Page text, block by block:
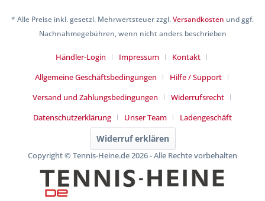
* Alle Preise inkl. gesetzl. Mehrwertsteuer zzgl.Versandkosten und ggf.
Nachnahmegebühren, wenn nicht anders beschrieben
Händler-Login Impressum
Kontakt
Allgemeine Geschäftsbedingungen
Hilfe / Support
Versand und Zahlungsbedingungen
Widerrufsrecht
Datenschutzerklärung
Unser Team Ladengeschäft
Widerruf erklären
Copyright © Tennis-Heine.de 2026 - Alle Rechte vorbehalten